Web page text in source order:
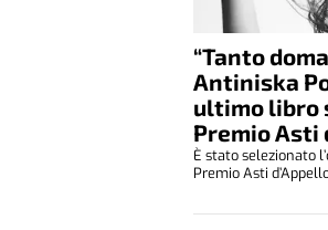
“Tanto
Antiniska
ultimo libro
Premio Asti
È stato selezionato
Premio Asti